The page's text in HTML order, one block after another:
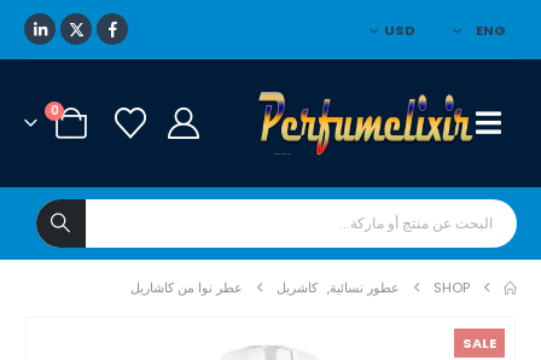
ENG
USD
0
SHOP عطور نسائية, كاشريل عطر نوا من كاشاريل
SALE